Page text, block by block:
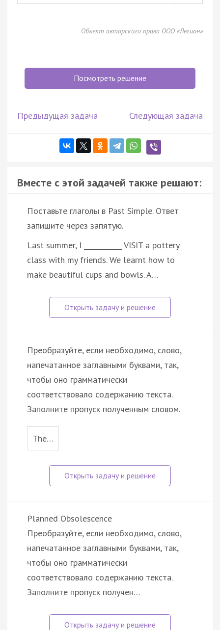
Объект авторского права ООО «Легион»
Посмотреть решение
Предыдущая задача Следующая задача
Вместе с этой задачей также решают:
Поставьте глаголы в Past Simple. Ответ
запишите через запятую.
Last summer, I ___________ VISIT a pottery
class with my friends. We learnt how to
make beautiful cups and bowls. A…
Преобразуйте, если необходимо, слово,
напечатанное заглавными буквами, так,
чтобы оно грамматически
соответствовало содержанию текста.
Заполните пропуск полученным словом.
The…
Planned Obsolescence
Преобразуйте, если необходимо, слово,
напечатанное заглавными буквами, так,
чтобы оно грамматически
соответствовало содержанию текста.
Заполните пропуск получен…